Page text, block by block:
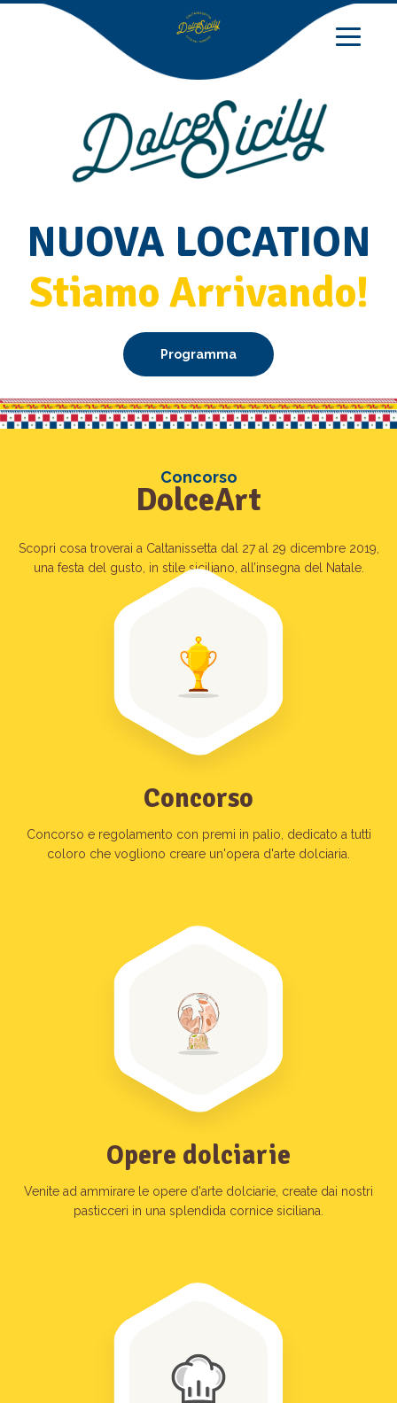
NUOVA LOCATION
Stiamo Arrivando!
Programma
Concorso
DolceArt
Scopri cosa troverai a Caltanissetta dal 27 al 29 dicembre 2019,
una festa del gusto, in stile siciliano, all’insegna del Natale.
Concorso
Concorso e regolamento con premi in palio, dedicato a tutti
coloro che vogliono creare un'opera d'arte dolciaria.
Opere dolciarie
Venite ad ammirare le opere d'arte dolciarie, create dai nostri
pasticceri in una splendida cornice siciliana.